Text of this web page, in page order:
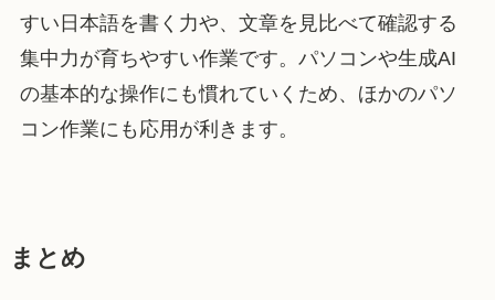
すい日本語を書く力や、文章を見比べて確認する
集中力が育ちやすい作業です。パソコンや生成AI
の基本的な操作にも慣れていくため、ほかのパソ
コン作業にも応用が利きます。
まとめ